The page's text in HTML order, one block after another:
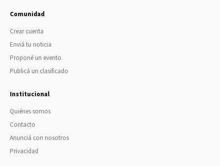
Comunidad
Crear cuenta
Enviá tu noticia
Proponé un evento
Publicá un clasificado
Institucional
Quiénes somos
Contacto
Anunciá con nosotros
Privacidad